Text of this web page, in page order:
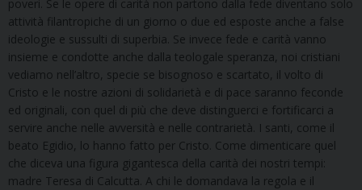
poveri. Se le opere di carità non partono dalla fede diventano solo
attività filantropiche di un giorno o due ed esposte anche a false
ideologie e sussulti di superbia. Se invece fede e carità vanno
insieme e condotte anche dalla teologale speranza, noi cristiani
vediamo nell’altro, specie se bisognoso e scartato, il volto di
Cristo e le nostre azioni di solidarietà e di pace saranno feconde
ed originali, con quel di più che deve distinguerci e fortificarci a
servire anche nelle avversità e nelle contrarietà. I santi, come il
beato Egidio, lo hanno fatto per Cristo. Come dimenticare quel
che diceva una figura gigantesca della carità dei nostri tempi:
madre Teresa di Calcutta. A chi le domandava la regola e il